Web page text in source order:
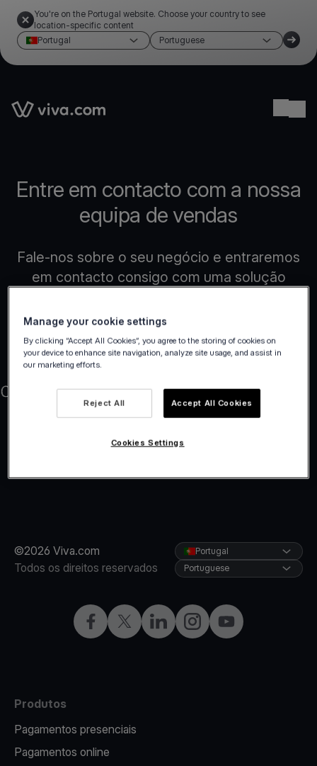
You're on the Portugal website. Choose your country to see
location-specific content
Portugal
Portuguese
Link to the homepage
Entre em contacto com a nossa
equipa de vendas
Fale-nos sobre o seu negócio e entraremos
em contacto consigo com uma solução
necessidades.
©2026 Viva.com
Todos os direitos reservados
FacebookTwitterLinkedInInstagramYouTube
Portugal
Portuguese
Produtos
Pagamentos presenciais
Pagamentos online
Manage your cookie settings
By clicking “Accept All Cookies”, you agree to the storing of cookies on
your device to enhance site navigation, analyze site usage, and assist in
our marketing efforts.
Reject All Accept All Cookies
Cookies Settings